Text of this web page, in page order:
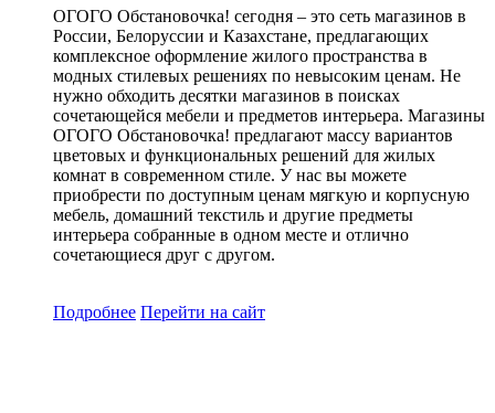
ОГОГО Обстановочка! сегодня – это сеть магазинов в
России, Белоруссии и Казахстане, предлагающих
комплексное оформление жилого пространства в
модных стилевых решениях по невысоким ценам. Не
нужно обходить десятки магазинов в поисках
сочетающейся мебели и предметов интерьера. Магазины
ОГОГО Обстановочка! предлагают массу вариантов
цветовых и функциональных решений для жилых
комнат в современном стиле. У нас вы можете
приобрести по доступным ценам мягкую и корпусную
мебель, домашний текстиль и другие предметы
интерьера собранные в одном месте и отлично
сочетающиеся друг с другом.
Подробнее Перейти на сайт